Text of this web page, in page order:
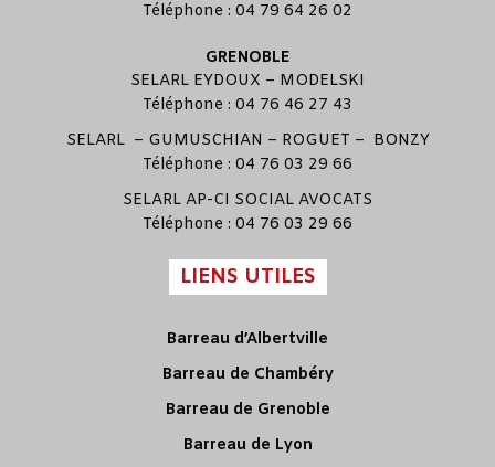
Téléphone : 04 79 64 26 02
GRENOBLE
SELARL EYDOUX – MODELSKI
Téléphone : 04 76 46 27 43
SELARL – GUMUSCHIAN – ROGUET – BONZY
Téléphone : 04 76 03 29 66
SELARL AP-CI SOCIAL AVOCATS
Téléphone : 04 76 03 29 66
LIENS UTILES
Barreau d’Albertville
Barreau de Chambéry
Barreau de Grenoble
Barreau de Lyon